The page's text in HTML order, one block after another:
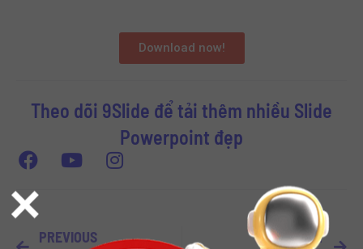
Download now!
Theo dõi 9Slide để tải thêm nhiều Slide
Powerpoint đẹp
PREVIOUS
NEXT
×